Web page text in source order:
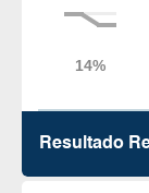
Resultado